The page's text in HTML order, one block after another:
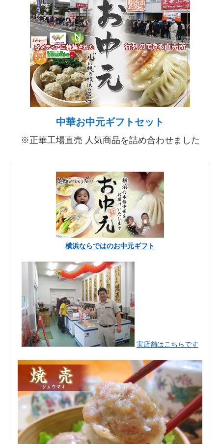
中華お中元ギフトセット
※正華工場直売 人気商品を詰め合わせました
横浜ならではのお中元ギフト
実店舗はこちらです